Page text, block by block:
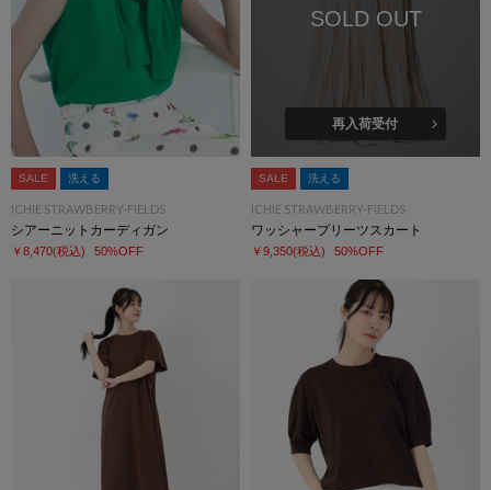
SALE 洗える
ICHIE STRAWBERRY-FIELDS
シアーニットカーディガン
￥8,470(税込) 50%OFF
SOLD OUT
再入荷受付
SALE 洗える
ICHIE STRAWBERRY-FIELDS
ワッシャープリーツスカート
￥9,350(税込) 50%OFF